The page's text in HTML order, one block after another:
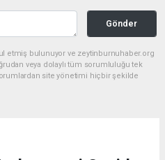
Gönder
etmiş bulunuyor ve zeytinburnuhaber.org
veya dolaylı tüm sorumluluğu tek
site yönetimi hiçbir şekilde